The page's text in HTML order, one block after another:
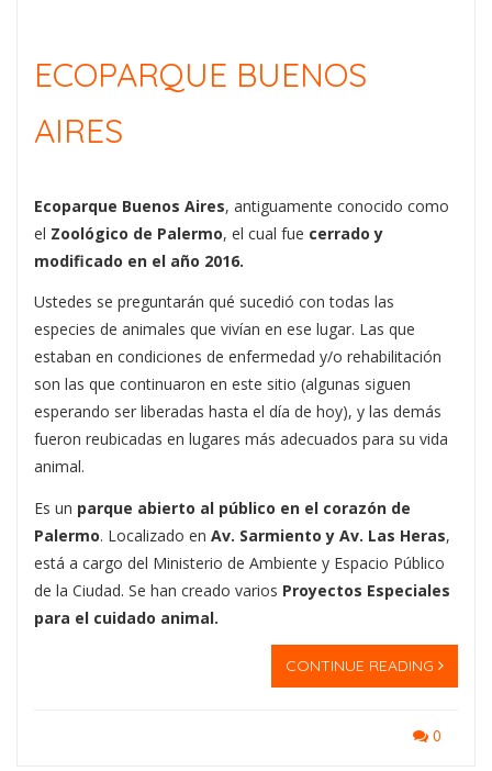
ECOPARQUE BUENOS
AIRES
Ecoparque Buenos Aires, antiguamente conocido como
el Zoológico de Palermo, el cual fue cerrado y
modificado en el año 2016.
Ustedes se preguntarán qué sucedió con todas las
especies de animales que vivían en ese lugar. Las que
estaban en condiciones de enfermedad y/o rehabilitación
son las que continuaron en este sitio (algunas siguen
esperando ser liberadas hasta el día de hoy), y las demás
fueron reubicadas en lugares más adecuados para su vida
animal.
Es un parque abierto al público en el corazón de
Palermo. Localizado en Av. Sarmiento y Av. Las Heras,
está a cargo del Ministerio de Ambiente y Espacio Público
de la Ciudad. Se han creado varios Proyectos Especiales
para el cuidado animal.
CONTINUE READING
0